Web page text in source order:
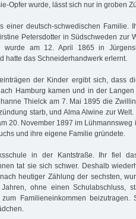
Opfer wurde, lässt sich nur in groben
einer deutsch-schwedischen Familie.
Petersdotter in Südschweden zur
wurde am 12. April 1865 in
hatte das Schneiderhandwerk erlernt.
der Kinder ergibt sich, dass
Hamburg kamen und in der
Thielck am 7. Mai 1895 die
starb, und Alma Alwine zur Welt.
20. November 1897 im Lühmannsweg
und ihre eigene Familie gründete.
in der Kantstraße. Ihr fiel
tat sie sich schwer. Deshalb
heutiger Zählung der sechsten,
ohne einen Schulabschluss,
Familieneinkommen beizutragen.